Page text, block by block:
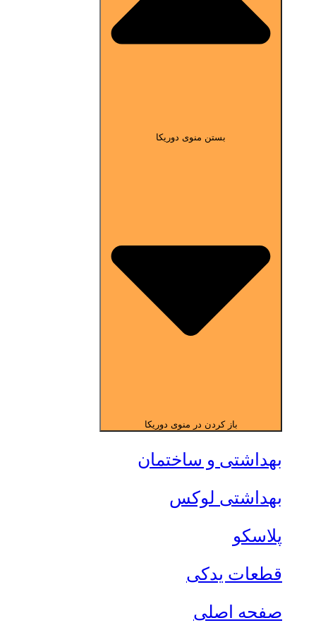
بستن منوی دوریکا
باز کردن در منوی دوریکا
بهداشتی و ساختمان
بهداشتی لوکس
پلاسکو
قطعات یدکی
صفحه اصلی